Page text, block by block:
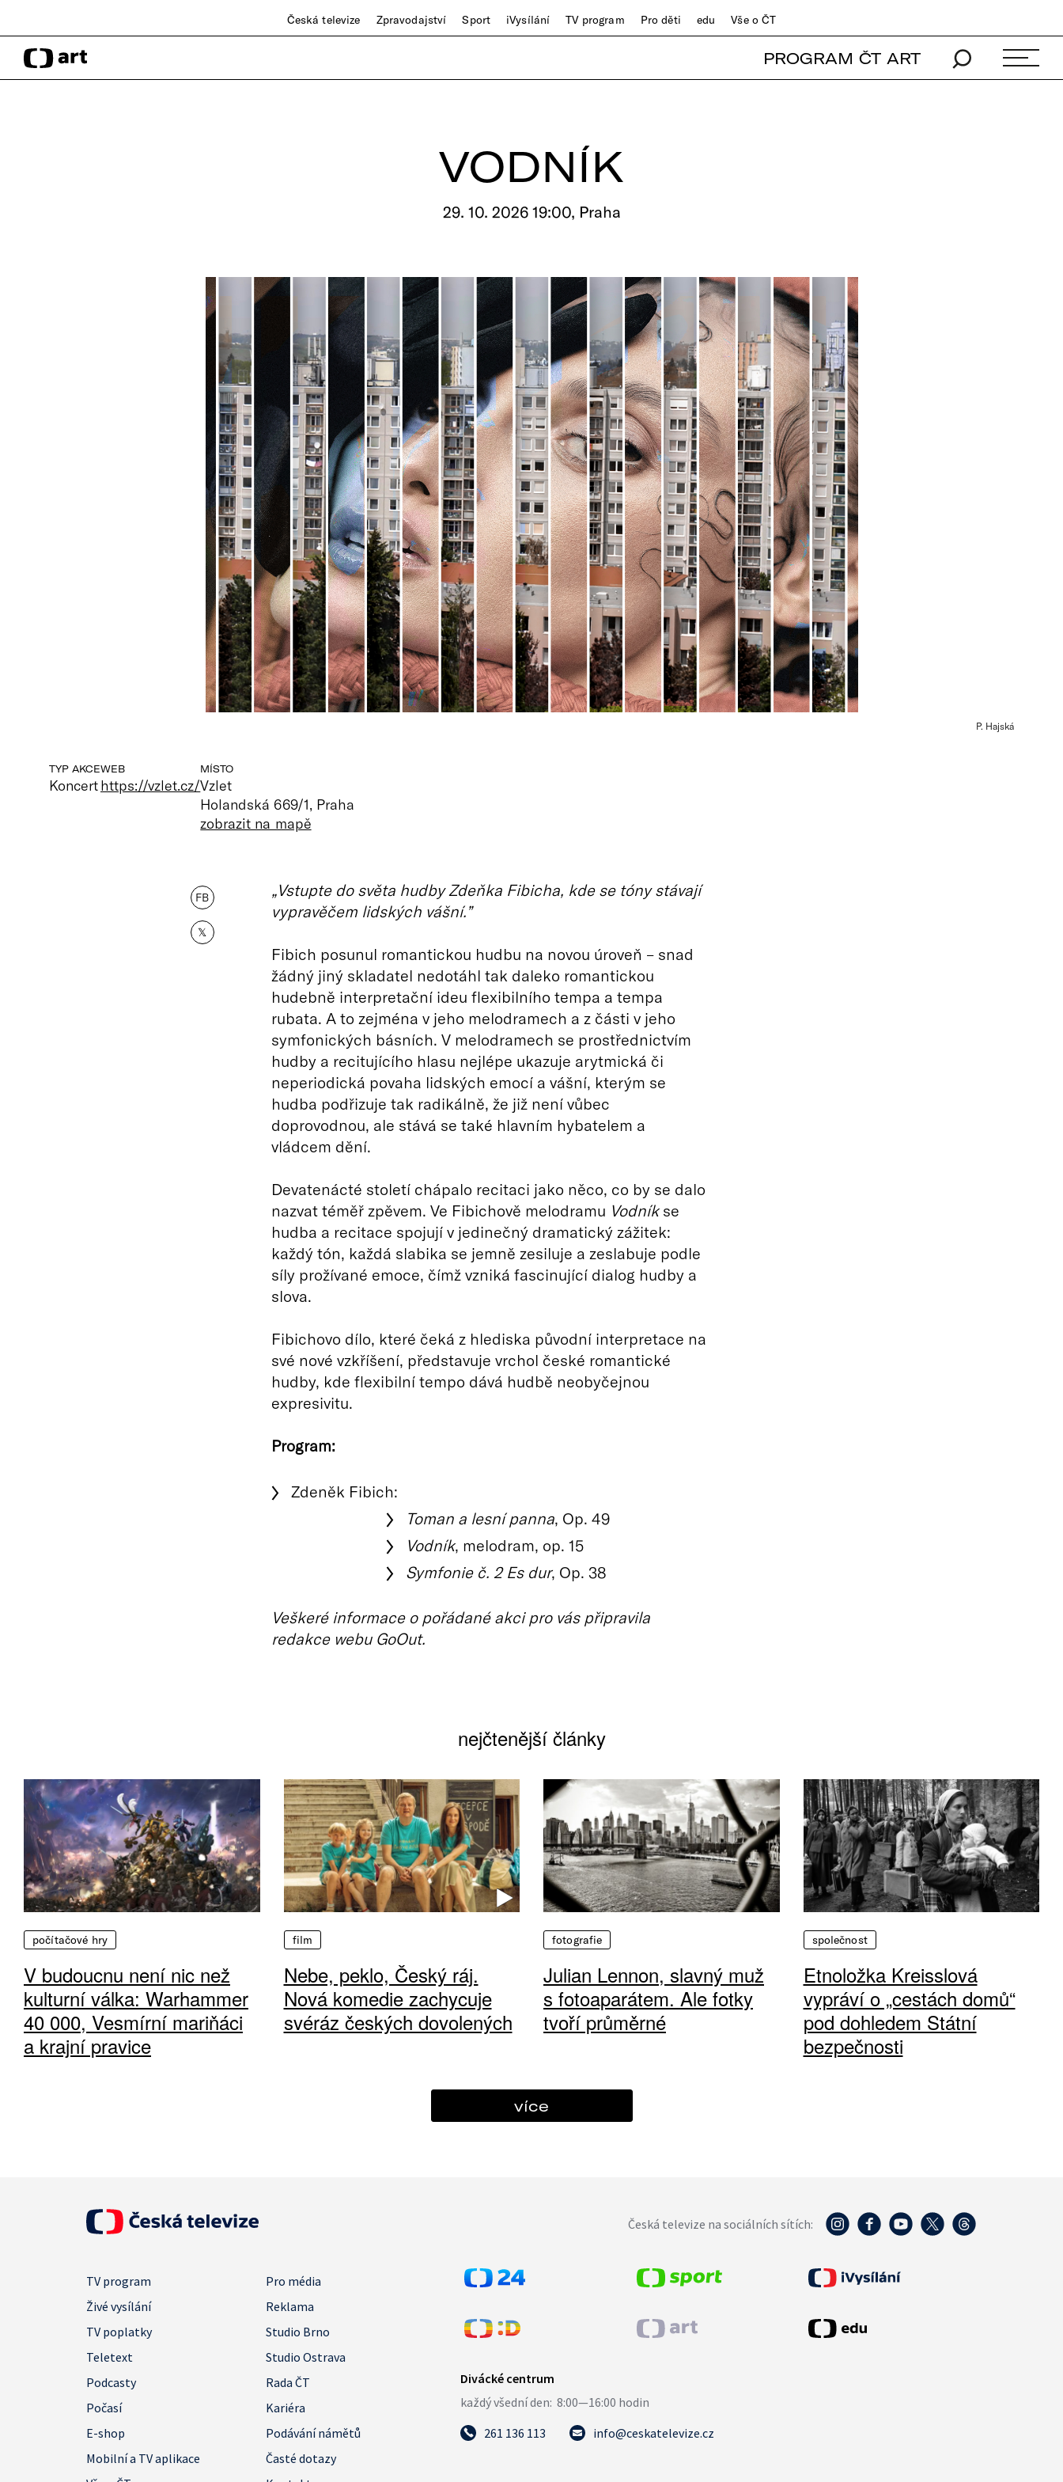
Česká televize Zpravodajství Sport iVysílání TV program Pro děti edu Vše o ČT
PROGRAM ČT ART
VODNÍK
29. 10. 2026 19:00, Praha
P. Hajská
TYP AKCE
Koncert
WEB
https://vzlet.cz/
MÍSTO
Vzlet
Holandská 669/1, Praha
zobrazit na mapě
FB
𝕏
„Vstupte do světa hudby Zdeňka Fibicha, kde se tóny stávají
vypravěčem lidských vášní.”
Fibich posunul romantickou hudbu na novou úroveň – snad
žádný jiný skladatel nedotáhl tak daleko romantickou
hudebně interpretační ideu flexibilního tempa a tempa
rubata. A to zejména v jeho melodramech a z části v jeho
symfonických básních. V melodramech se prostřednictvím
hudby a recitujícího hlasu nejlépe ukazuje arytmická či
neperiodická povaha lidských emocí a vášní, kterým se
hudba podřizuje tak radikálně, že již není vůbec
doprovodnou, ale stává se také hlavním hybatelem a
vládcem dění.
Devatenácté století chápalo recitaci jako něco, co by se dalo
nazvat téměř zpěvem. Ve Fibichově melodramu Vodníkse
hudba a recitace spojují v jedinečný dramatický zážitek:
každý tón, každá slabika se jemně zesiluje a zeslabuje podle
síly prožívané emoce, čímž vzniká fascinující dialog hudby a
slova.
Fibichovo dílo, které čeká z hlediska původní interpretace na
své nové vzkříšení, představuje vrchol české romantické
hudby, kde flexibilní tempo dává hudbě neobyčejnou
expresivitu.
Program:
Zdeněk Fibich:
Toman a lesní panna, Op. 49
Vodník, melodram, op. 15
Symfonie č. 2 Es dur, Op. 38
Veškeré informace o pořádané akci pro vás připravila
redakce webu GoOut.
nejčtenější články
počítačové hry
V budoucnu není nic než
kulturní válka: Warhammer
40 000, Vesmírní mariňáci
a krajní pravice
film
Nebe, peklo, Český ráj.
Nová komedie zachycuje
svéráz českých dovolených
fotografie
Julian Lennon, slavný muž
s fotoaparátem. Ale fotky
tvoří průměrné
společnost
Etnoložka Kreisslová
vypráví o „cestách domů“
pod dohledem Státní
bezpečnosti
více
Česká televize na sociálních sítích:
TV program
Pro média
Živé vysílání
Reklama
TV poplatky
Studio Brno
Teletext
Studio Ostrava
Podcasty
Rada ČT
Počasí
Kariéra
E-shop
Podávání námětů
Mobilní a TV aplikace
Časté dotazy
261 136 113 info@ceskatelevize.cz